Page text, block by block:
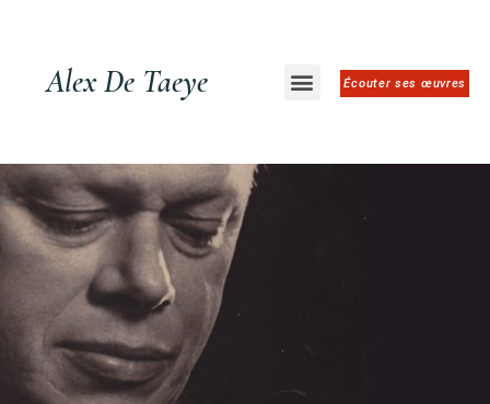
Alex De Taeye Écouter ses œuvres